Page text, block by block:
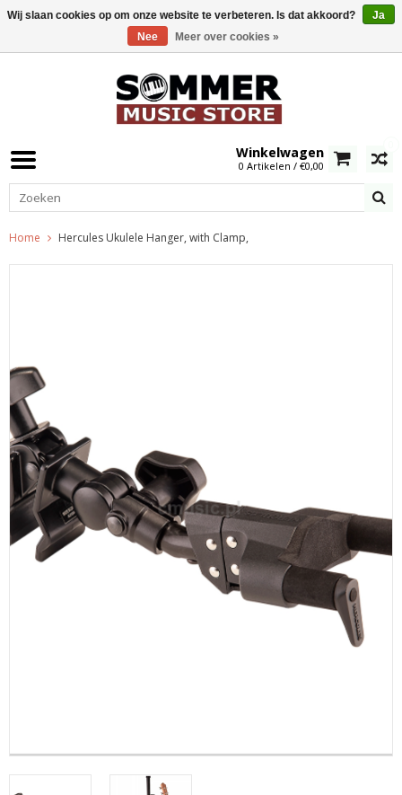
Winkelwagen
0 Artikelen / €0,00
Home Hercules Ukulele Hanger, with Clamp,
Wij slaan cookies op om onze website te verbeteren. Is dat akkoord?
Ja
Nee
Meer over cookies »